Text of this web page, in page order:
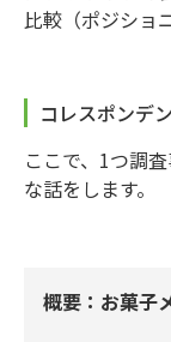
比較（ポジショ
コレスポンデ
ここで、1つ調
な話をします。
概要：お菓子